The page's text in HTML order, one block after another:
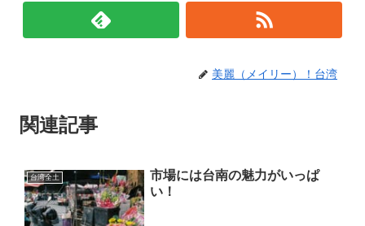
美麗（メイリー）！台湾
関連記事
台湾全土
市場には台南の魅力がいっぱ
い！